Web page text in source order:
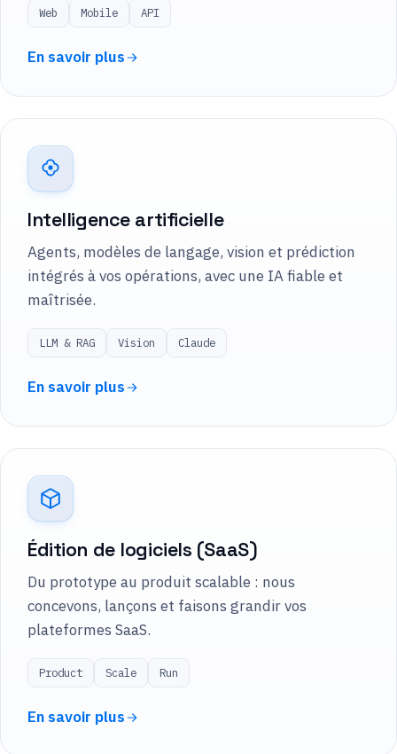
Web Mobile API
En savoir plus
Intelligence artificielle
Agents, modèles de langage, vision et prédiction
intégrés à vos opérations, avec une IA fiable et
maîtrisée.
LLM & RAG Vision Claude
En savoir plus
Édition de logiciels (SaaS)
Du prototype au produit scalable : nous
concevons, lançons et faisons grandir vos
plateformes SaaS.
Product Scale Run
En savoir plus